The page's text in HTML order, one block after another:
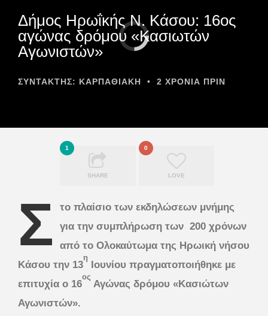
Δήμος Ηρωΐκής Ν. Κάσου: 16ος
αγώνας δρόμου «Κασιωτών
Αγωνιστών»
ΣΥΝΤΆΚΤΗΣ: ΚΑΡΠΑΘΙΑΚΗ • 2 ΧΡΌΝΙΑ ΠΡΙΝ
1
SHARE
0
LOVE
Σ
το πλαίσιο των εκδηλώσεων μνήμης
για την συμπλήρωση των 200 χρόνων
από το Ολοκαύτωμα της Ηρωική νήσου
Κάσου την 13
η
Ιουνίου πραγματοποιήθηκε με
επιτυχία ο 16
ος
Αγώνας δρόμου «Κασιώτων
Αγωνιστών».